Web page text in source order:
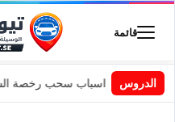
قائمة
الدروسالسويد | اسباب سحب رخصة